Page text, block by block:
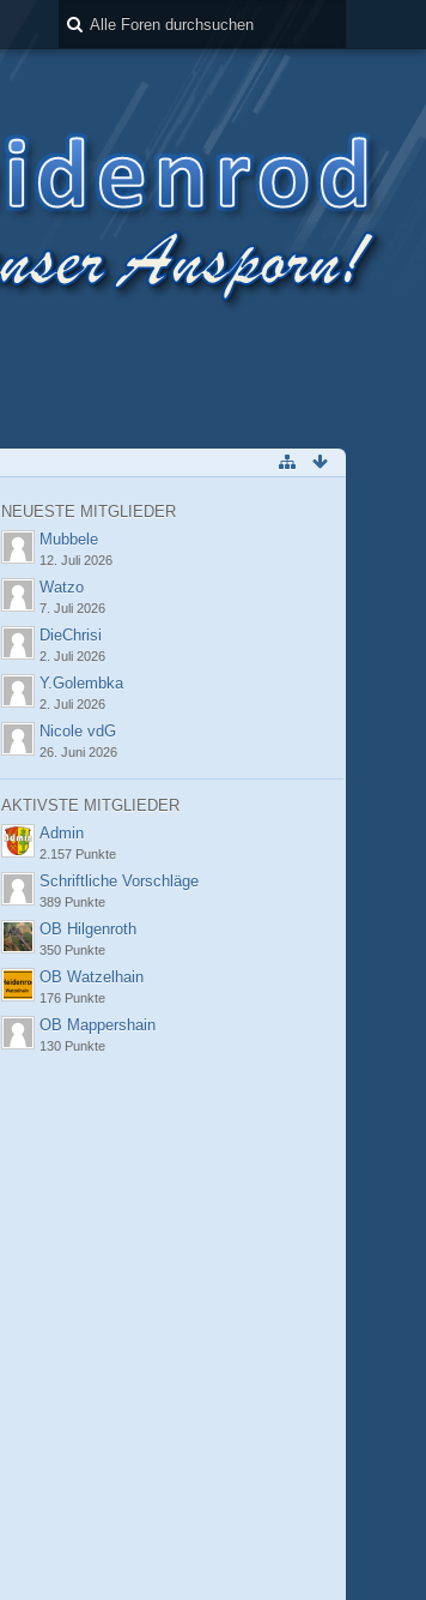
NEUESTE MITGLIEDER
Mubbele
12. Juli 2026
Watzo
7. Juli 2026
DieChrisi
2. Juli 2026
Y.Golembka
2. Juli 2026
Nicole vdG
26. Juni 2026
AKTIVSTE MITGLIEDER
Admin
2.157 Punkte
Schriftliche Vorschläge
389 Punkte
OB Hilgenroth
350 Punkte
OB Watzelhain
176 Punkte
OB Mappershain
130 Punkte